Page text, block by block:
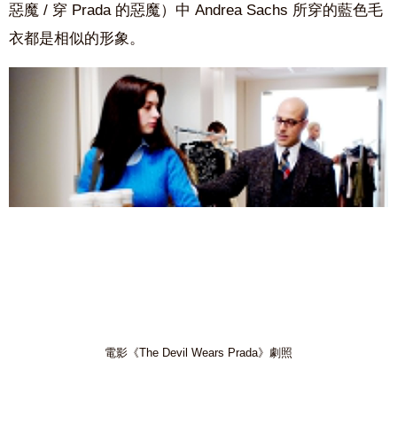
惡魔 / 穿 Prada 的惡魔）中 Andrea Sachs 所穿的藍色毛
衣都是相似的形象。
電影《The Devil Wears Prada》劇照